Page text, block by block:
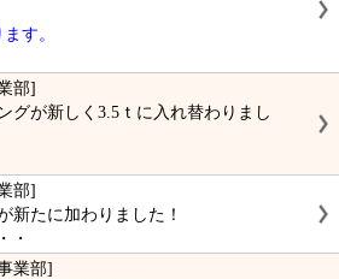
す。
部]
グが新しく3.5ｔに入れ替わりまし
部]
新たに加わりました！
・
業部]